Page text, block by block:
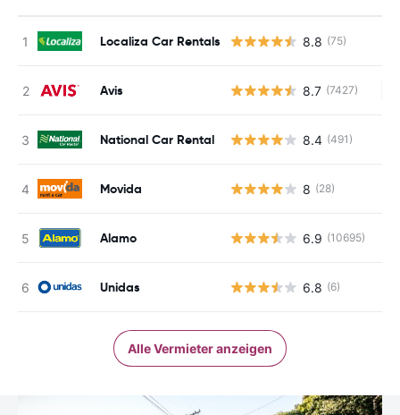
Localiza Car Rentals 8.8 (75)
Avis 8.7 (7427)
National Car Rental 8.4 (491)
Movida 8 (28)
Alamo 6.9 (10695)
Unidas 6.8 (6)
Alle Vermieter anzeigen